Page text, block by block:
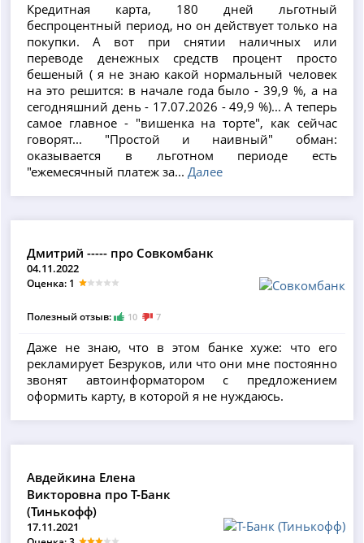
Кредитная карта, 180 дней льготный
беспроцентный период, но он действует только на
покупки. А вот при снятии наличных или
переводе денежных средств процент просто
бешеный ( я не знаю какой нормальный человек
на это решится: в начале года было - 39,9 %, а на
сегодняшний день - 17.07.2026 - 49,9 %)... А теперь
самое главное - "вишенка на торте", как сейчас
говорят... "Простой и наивный" обман:
оказывается в льготном периоде есть
"ежемесячный платеж за...Далее
Дмитрий ----- про Совкомбанк
04.11.2022
Оценка: 1
Полезный отзыв: 10 7
Даже не знаю, что в этом банке хуже: что его
рекламирует Безруков, или что они мне постоянно
звонят автоинформатором с предложением
оформить карту, в которой я не нуждаюсь.
Авдейкина Елена
Викторовна про Т-Банк
(Тинькофф)
17.11.2021